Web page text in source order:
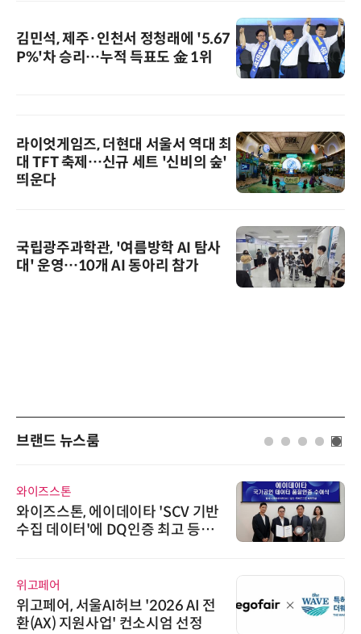
김민석, 제주·인천서 정청래에 '5.67
P%'차 승리…누적 득표도 金 1위
라이엇게임즈, 더현대 서울서 역대 최
대 TFT 축제…신규 세트 '신비의 숲'
띄운다
국립광주과학관, '여름방학 AI 탐사
대' 운영…10개 AI 동아리 참가
브랜드 뉴스룸
와이즈스톤
와이즈스톤, 에이데이타 'SCV 기반
수집 데이터'에 DQ인증 최고 등급
위고페어
위고페어, 서울AI허브 '2026 AI 전
환(AX) 지원사업' 컨소시엄 선정